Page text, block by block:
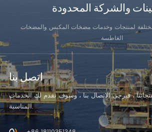
والشركة المحدودة
لمنتجات وخدمات مضخات المكبس والمضخات
الغاطسة
اتصل بنا
، فيرجى الاتصال بنا ، وسوف نقدم لك الخدمات
المناسبة.